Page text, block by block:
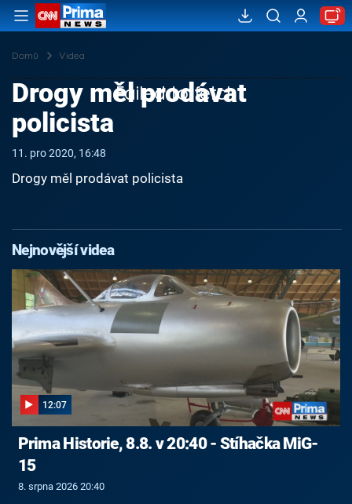
Domů Videa
Failed to fetch
Drogy měl prodávat
policista
11. pro 2020, 16:48
Drogy měl prodávat policista
Nejnovější videa
12:07
Prima Historie, 8.8. v 20:40 - Stíhačka MiG-
15
8. srpna 2026 20:40